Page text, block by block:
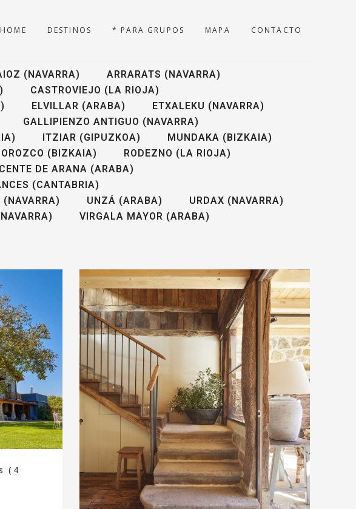
HOME DESTINOS * PARA GRUPOS MAPA CONTACTO
(NAVARRA)
ARRARATS (NAVARRA)
CASTROVIEJO (LA RIOJA)
ELVILLAR (ARABA)
ETXALEKU (NAVARRA)
GALLIPIENZO ANTIGUO (NAVARRA)
ITZIAR (GIPUZKOA)
MUNDAKA (BIZKAIA)
OROZCO (BIZKAIA)
RODEZNO (LA RIOJA)
DE ARANA (ARABA)
(CANTABRIA)
(NAVARRA) UNZÁ (ARABA)
URDAX (NAVARRA)
VIRGALA MAYOR (ARABA)
(4